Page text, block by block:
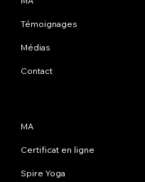
Témoignages
Médias
Contact
MA
Certificat en ligne
Spire Yoga